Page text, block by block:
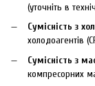
(уточніть в
Сумісність з
холодоагентів
Сумісність з
компресорних